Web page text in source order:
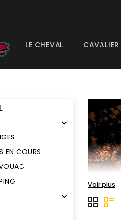
LE CHEVAL CAVALIER

EN COURS

Voir plus